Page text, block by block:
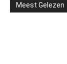
Meest Gelezen